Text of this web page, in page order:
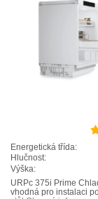
Energetická třída:
Hlučnost:
Výška:
URPc 375i Prime
vhodná pro instalaci